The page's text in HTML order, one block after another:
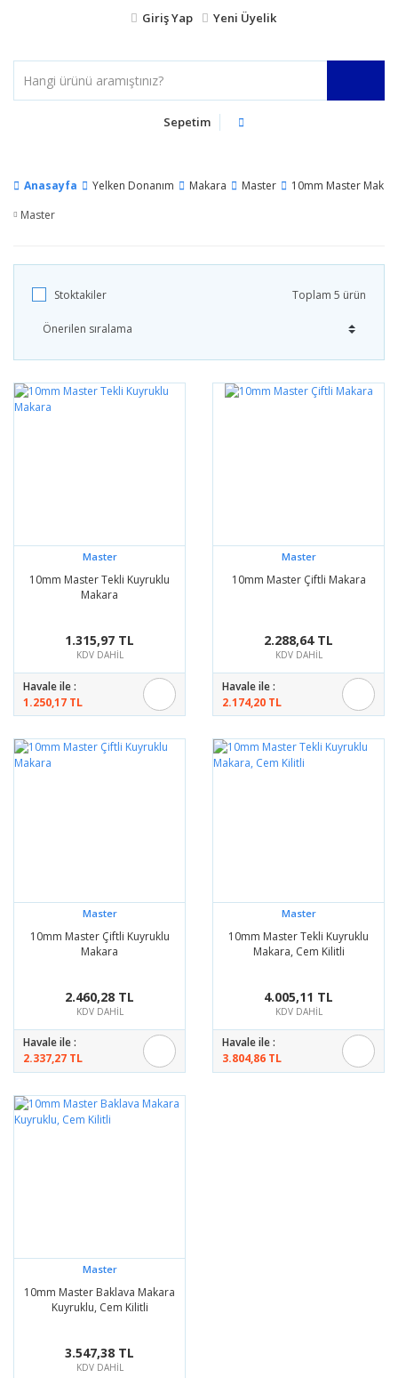
Giriş Yap Yeni Üyelik
Sepetim
Anasayfa Yelken Donanım Makara Master
10mm Master
Master
Stoktakiler Toplam 5 ürün
Master
10mm Master Tekli Kuyruklu
Makara
1.315,97 TL
KDV DAHİL
Havale ile :
1.250,17 TL
Master
10mm Master Çiftli Makara
2.288,64 TL
KDV DAHİL
Havale ile :
2.174,20 TL
Master
10mm Master Çiftli Kuyruklu
Makara
2.460,28 TL
KDV DAHİL
Havale ile :
2.337,27 TL
Master
10mm Master Tekli Kuyruklu
Makara, Cem Kilitli
4.005,11 TL
KDV DAHİL
Havale ile :
3.804,86 TL
Master
10mm Master Baklava Makara
Kuyruklu, Cem Kilitli
3.547,38 TL
KDV DAHİL